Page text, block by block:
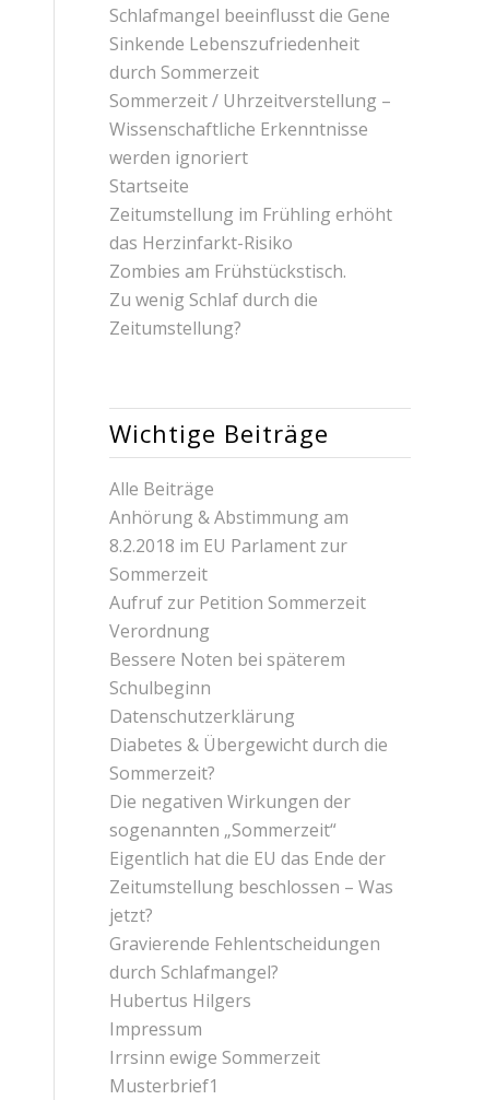
Schlafmangel beeinflusst die Gene
Sinkende Lebenszufriedenheit
durch Sommerzeit
Sommerzeit / Uhrzeitverstellung –
Wissenschaftliche Erkenntnisse
werden ignoriert
Startseite
Zeitumstellung im Frühling erhöht
das Herzinfarkt-Risiko
Zombies am Frühstückstisch.
Zu wenig Schlaf durch die
Zeitumstellung?
Wichtige Beiträge
Alle Beiträge
Anhörung & Abstimmung am
8.2.2018 im EU Parlament zur
Sommerzeit
Aufruf zur Petition Sommerzeit
Verordnung
Bessere Noten bei späterem
Schulbeginn
Datenschutzerklärung
Diabetes & Übergewicht durch die
Sommerzeit?
Die negativen Wirkungen der
sogenannten „Sommerzeit“
Eigentlich hat die EU das Ende der
Zeitumstellung beschlossen – Was
jetzt?
Gravierende Fehlentscheidungen
durch Schlafmangel?
Hubertus Hilgers
Impressum
Irrsinn ewige Sommerzeit
Musterbrief1